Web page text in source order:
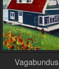
Vagabundus